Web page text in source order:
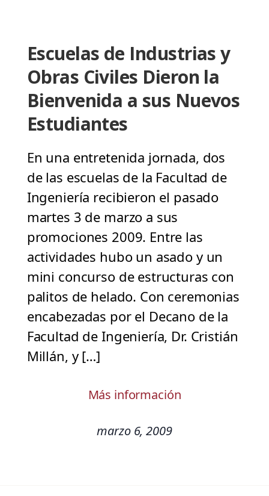
Escuelas de Industrias y
Obras Civiles Dieron la
Bienvenida a sus Nuevos
Estudiantes
En una entretenida jornada, dos
de las escuelas de la Facultad de
Ingeniería recibieron el pasado
martes 3 de marzo a sus
promociones 2009. Entre las
actividades hubo un asado y un
mini concurso de estructuras con
palitos de helado. Con ceremonias
encabezadas por el Decano de la
Facultad de Ingeniería, Dr. Cristián
Millán, y […]
Más información
marzo 6, 2009